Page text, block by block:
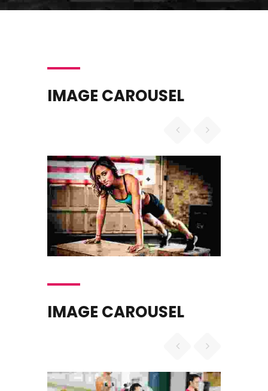
Donec nec justo eget felis
placerat ornare. Pellentesque
Accounts Management Officer
Donec nec justo eget felis
facilisis fermentum. Aliquam
porttitor mauris sit amet orci.
Aenean dignissim pellentesque
Company Executive Officer
Donec nec justo eget felis
IMAGE CAROUSEL
IMAGE CAROUSEL